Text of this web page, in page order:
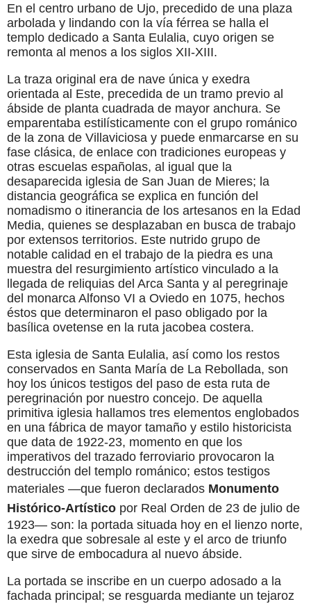
En el centro urbano de Ujo, precedido de una plaza
arbolada y lindando con la vía férrea se halla el
templo dedicado a Santa Eulalia, cuyo origen se
remonta al menos a los siglos XII-XIII.
La traza original era de nave única y exedra
orientada al Este, precedida de un tramo previo al
ábside de planta cuadrada de mayor anchura. Se
emparentaba estilísticamente con el grupo románico
de la zona de Villaviciosa y puede enmarcarse en su
fase clásica, de enlace con tradiciones europeas y
otras escuelas españolas, al igual que la
desaparecida iglesia de San Juan de Mieres; la
distancia geográfica se explica en función del
nomadismo o itinerancia de los artesanos en la Edad
Media, quienes se desplazaban en busca de trabajo
por extensos territorios. Este nutrido grupo de
notable calidad en el trabajo de la piedra es una
muestra del resurgimiento artístico vinculado a la
llegada de reliquias del Arca Santa y al peregrinaje
del monarca Alfonso VI a Oviedo en 1075, hechos
éstos que determinaron el paso obligado por la
basílica ovetense en la ruta jacobea costera.
Esta iglesia de Santa Eulalia, así como los restos
conservados en Santa María de La Rebollada, son
hoy los únicos testigos del paso de esta ruta de
peregrinación por nuestro concejo. De aquella
primitiva iglesia hallamos tres elementos englobados
en una fábrica de mayor tamaño y estilo historicista
que data de 1922-23, momento en que los
imperativos del trazado ferroviario provocaron la
destrucción del templo románico; estos testigos
materiales —que fueron declarados Monumento
Histórico-Artístico por Real Orden de 23 de julio de
1923— son: la portada situada hoy en el lienzo norte,
la exedra que sobresale al este y el arco de triunfo
que sirve de embocadura al nuevo ábside.
La portada se inscribe en un cuerpo adosado a la
fachada principal; se resguarda mediante un tejaroz